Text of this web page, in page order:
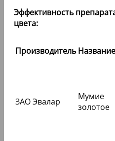
Эффективность
цвета:
Производитель Название
ЗАО Эвалар
Мумие
золотое